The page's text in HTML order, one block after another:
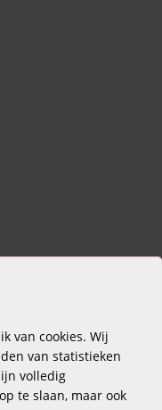
betalen
van cookies. Wij
van statistieken
volledig
te slaan, maar ook